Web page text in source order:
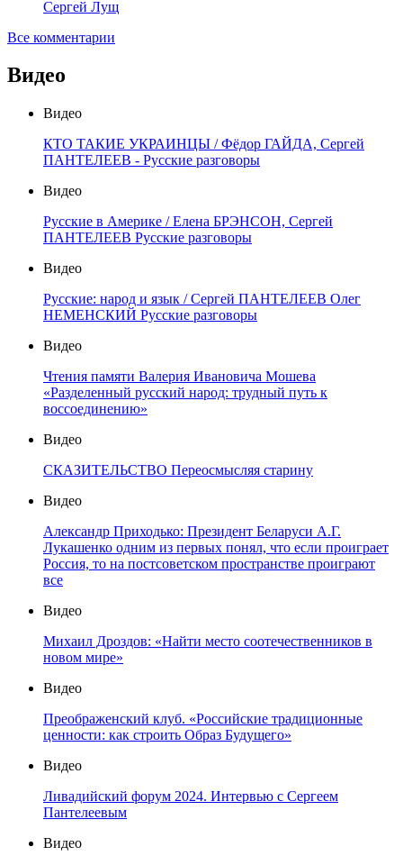
Сергей Лущ
Все комментарии
Видео
Видео
КТО ТАКИЕ УКРАИНЦЫ / Фёдор ГАЙДА, Сергей
ПАНТЕЛЕЕВ - Русские разговоры
Видео
Русские в Америке / Елена БРЭНСОН, Сергей
ПАНТЕЛЕЕВ Русские разговоры
Видео
Русские: народ и язык / Сергей ПАНТЕЛЕЕВ Олег
НЕМЕНСКИЙ Русские разговоры
Видео
Чтения памяти Валерия Ивановича Мошева
«Разделенный русский народ: трудный путь к
воссоединению»
Видео
СКАЗИТЕЛЬСТВО Переосмысляя старину
Видео
Александр Приходько: Президент Беларуси А.Г.
Лукашенко одним из первых понял, что если проиграет
Россия, то на постсоветском пространстве проиграют
все
Видео
Михаил Дроздов: «Найти место соотечественников в
новом мире»
Видео
Преображенский клуб. «Российские традиционные
ценности: как строить Образ Будущего»
Видео
Ливадийский форум 2024. Интервью с Сергеем
Пантелеевым
Видео